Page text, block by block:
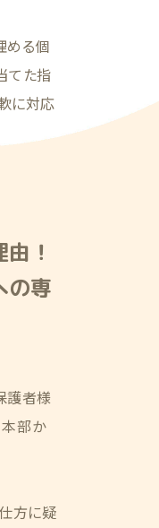
める個
てた指
に対応
！
の専
護者様
本部か
方に疑